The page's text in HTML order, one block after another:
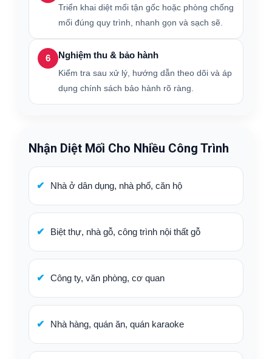
Triển khai diệt mối tận gốc hoặc phòng chống
mối đúng quy trình, nhanh gọn và sạch sẽ.
6 Nghiệm thu & bảo hành
Kiểm tra sau xử lý, hướng dẫn theo dõi và áp
dụng chính sách bảo hành rõ ràng.
Nhận Diệt Mối Cho Nhiều Công Trình
Nhà ở dân dụng, nhà phố, căn hộ
Biệt thự, nhà gỗ, công trình nội thất gỗ
Công ty, văn phòng, cơ quan
Nhà hàng, quán ăn, quán karaoke